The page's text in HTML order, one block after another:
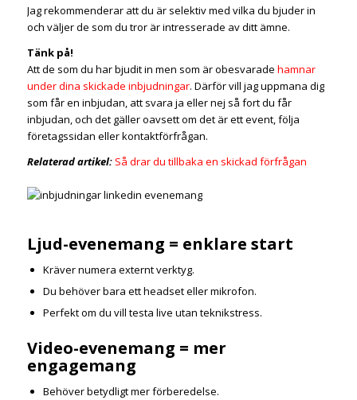
Jag rekommenderar att du är selektiv med vilka du bjuder in
och väljer de som du tror är intresserade av ditt ämne.
Tänk på!
Att de som du har bjudit in men som är obesvarade hamnar
under dina skickade inbjudningar. Därför vill jag uppmana dig
som får en inbjudan, att svara ja eller nej så fort du får
inbjudan, och det gäller oavsett om det är ett event, följa
företagssidan eller kontaktförfrågan.
Relaterad artikel: Så drar du tillbaka en skickad förfrågan
Ljud-evenemang = enklare start
Kräver numera externt verktyg.
Du behöver bara ett headset eller mikrofon.
Perfekt om du vill testa live utan teknikstress.
Video-evenemang = mer
engagemang
Behöver betydligt mer förberedelse.